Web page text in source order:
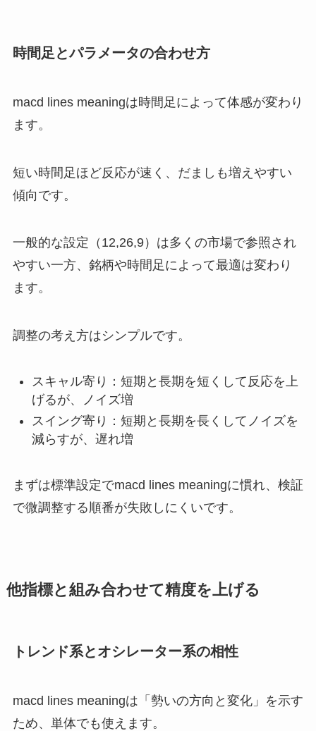
時間足とパラメータの合わせ方
macd lines meaningは時間足によって体感が変わり
ます。
短い時間足ほど反応が速く、だましも増えやすい
傾向です。
一般的な設定（12,26,9）は多くの市場で参照され
やすい一方、銘柄や時間足によって最適は変わり
ます。
調整の考え方はシンプルです。
スキャル寄り：短期と長期を短くして反応を上
げるが、ノイズ増
スイング寄り：短期と長期を長くしてノイズを
減らすが、遅れ増
まずは標準設定でmacd lines meaningに慣れ、検証
で微調整する順番が失敗しにくいです。
他指標と組み合わせて精度を上げる
トレンド系とオシレーター系の相性
macd lines meaningは「勢いの方向と変化」を示す
ため、単体でも使えます。